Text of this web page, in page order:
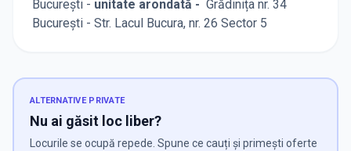
București - unitate arondată - Grădinița nr. 34
București - Str. Lacul Bucura, nr. 26 Sector 5
ALTERNATIVE PRIVATE
Nu ai găsit loc liber?
Locurile se ocupă repede. Spune ce cauți și primești oferte